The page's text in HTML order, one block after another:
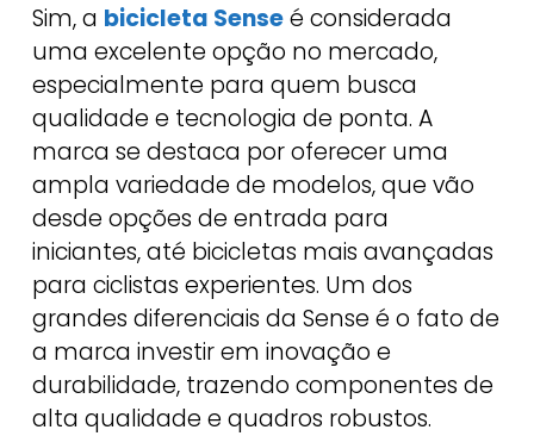
Sim, a bicicleta Senseé considerada
uma excelente opção no mercado,
especialmente para quem busca
qualidade e tecnologia de ponta. A
marca se destaca por oferecer uma
ampla variedade de modelos, que vão
desde opções de entrada para
iniciantes, até bicicletas mais avançadas
para ciclistas experientes. Um dos
grandes diferenciais da Sense é o fato de
a marca investir em inovação e
durabilidade, trazendo componentes de
alta qualidade e quadros robustos.